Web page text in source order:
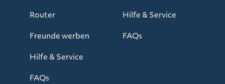
Router
Freunde werben
Hilfe & Service
FAQs
Hilfe & Service
FAQs